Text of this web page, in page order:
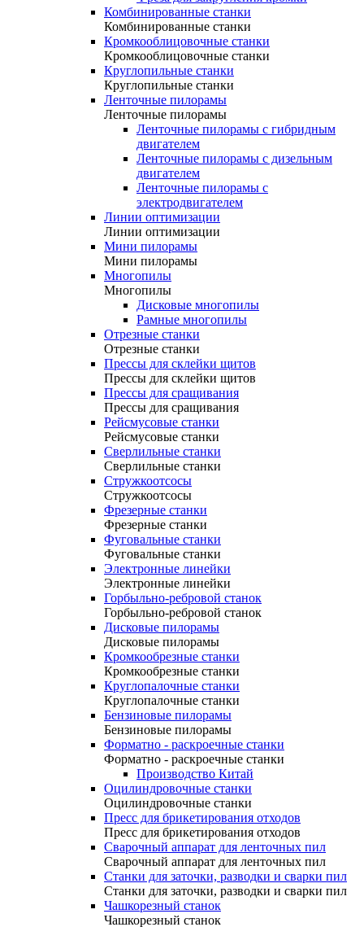
Комбинированные станки
Комбинированные станки
Кромкооблицовочные станки
Кромкооблицовочные станки
Круглопильные станки
Круглопильные станки
Ленточные пилорамы
Ленточные пилорамы
Ленточные пилорамы с гибридным
двигателем
Ленточные пилорамы с дизельным
двигателем
Ленточные пилорамы с
электродвигателем
Линии оптимизации
Линии оптимизации
Мини пилорамы
Мини пилорамы
Многопилы
Многопилы
Дисковые многопилы
Рамные многопилы
Отрезные станки
Отрезные станки
Прессы для склейки щитов
Прессы для склейки щитов
Прессы для сращивания
Прессы для сращивания
Рейсмусовые станки
Рейсмусовые станки
Сверлильные станки
Сверлильные станки
Стружкоотсосы
Стружкоотсосы
Фрезерные станки
Фрезерные станки
Фуговальные станки
Фуговальные станки
Электронные линейки
Электронные линейки
Горбыльно-ребровой станок
Горбыльно-ребровой станок
Дисковые пилорамы
Дисковые пилорамы
Кромкообрезные станки
Кромкообрезные станки
Круглопалочные станки
Круглопалочные станки
Бензиновые пилорамы
Бензиновые пилорамы
Форматно - раскроечные станки
Форматно - раскроечные станки
Производство Китай
Оцилиндровочные станки
Оцилиндровочные станки
Пресс для брикетирования отходов
Пресс для брикетирования отходов
Сварочный аппарат для ленточных пил
Сварочный аппарат для ленточных пил
Станки для заточки, разводки и сварки пил
Станки для заточки, разводки и сварки пил
Чашкорезный станок
Чашкорезный станок